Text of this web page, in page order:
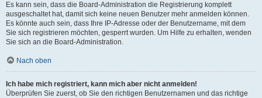
Es kann sein, dass die Board-Administration die Registrierung komplett
ausgeschaltet hat, damit sich keine neuen Benutzer mehr anmelden können.
Es könnte auch sein, dass Ihre IP-Adresse oder der Benutzername, mit dem
Sie sich registrieren möchten, gesperrt wurden. Um Hilfe zu erhalten, wenden
Sie sich an die Board-Administration.
Nach oben
Ich habe mich registriert, kann mich aber nicht anmelden!
Überprüfen Sie zuerst, ob Sie den richtigen Benutzernamen und das richtige